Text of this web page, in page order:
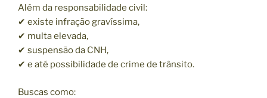
Além da responsabilidade civil:
✔ existe infração gravíssima,
✔ multa elevada,
✔ suspensão da CNH,
✔ e até possibilidade de crime de trânsito.
Buscas como: